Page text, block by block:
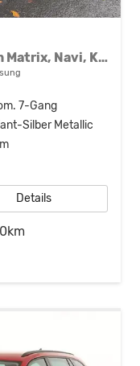
1.5 TSI mHEV 110 kW Selection Matrix, Navi, Kamera, ACC,
7-Gang
Silber Metallic
Details